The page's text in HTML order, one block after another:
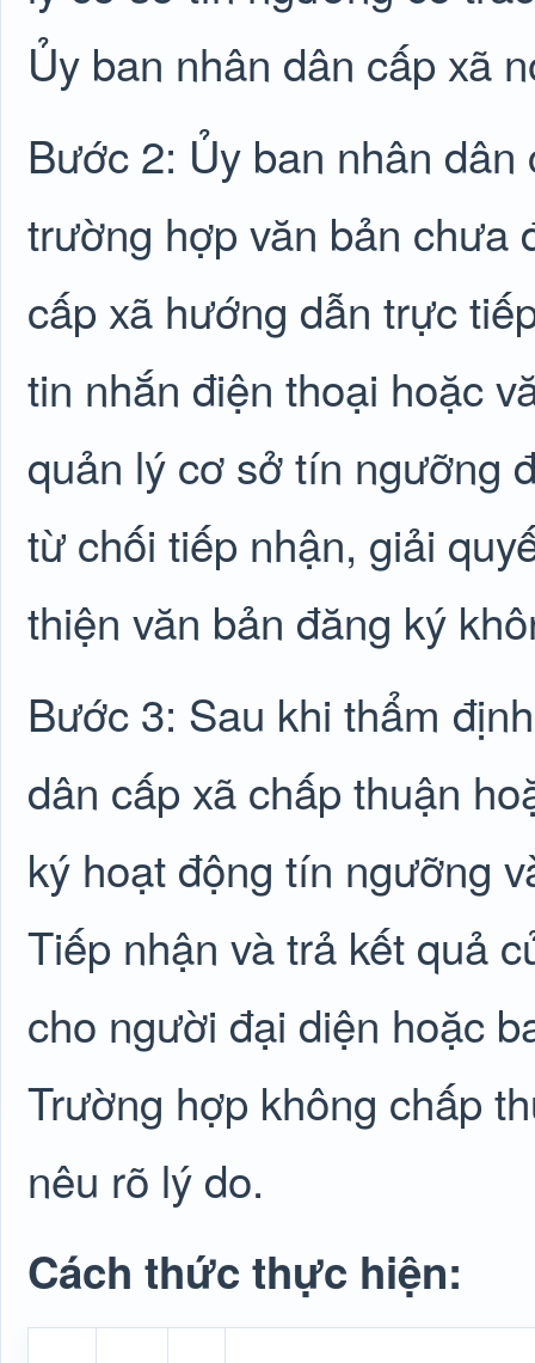
Ủy ban nhân dân cấp xã
Bước 2: Ủy ban nhân
trường hợp văn bản chưa
cấp xã hướng dẫn trực
tin nhắn điện thoại hoặc
quản lý cơ sở tín ngưỡng
từ chối tiếp nhận, giải
thiện văn bản đăng ký
Bước 3: Sau khi thẩm
dân cấp xã chấp thuận
ký hoạt động tín ngưỡng
Tiếp nhận và trả kết quả
cho người đại diện hoặc
Trường hợp không chấp
nêu rõ lý do.
Cách thức thực hiện: